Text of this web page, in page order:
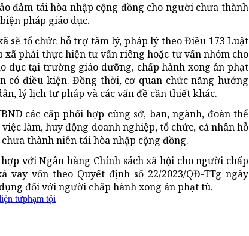
đảm tái hòa nhập cộng đồng cho người chưa thành
pháp giáo dục.
sẽ tổ chức hỗ trợ tâm lý, pháp lý theo Điều 173 Luật
phải thực hiện tư vấn riêng hoặc tư vấn nhóm cho
dục tại trường giáo dưỡng, chấp hành xong án phạt
có điều kiện. Đồng thời, cơ quan chức năng hướng
lý lịch tư pháp và các vấn đề cần thiết khác.
các cấp phối hợp cùng sở, ban, ngành, đoàn thể
làm, huy động doanh nghiệp, tổ chức, cá nhân hỗ
thành niên tái hòa nhập cộng đồng.
với Ngân hàng Chính sách xã hội cho người chấp
vốn theo Quyết định số 22/2023/QĐ-TTg ngày
đối với người chấp hành xong án phạt tù.
tửphạm tội